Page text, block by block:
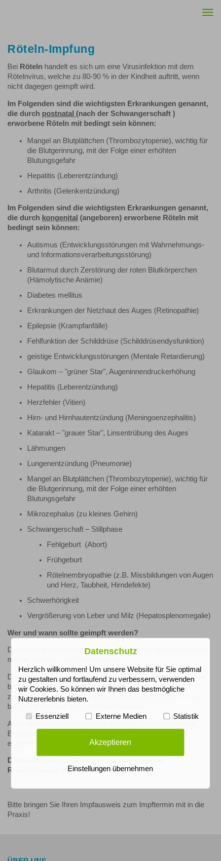
Röteln-Impfung
Bei Röteln handelt es sich um eine Virusinfektion mit dem
Rötelnvirus, welche zu 80-90 % in der Kindheit auftritt, wenn
nicht dagegen geimpft wird.
Im Folgenden sind die wichtigsten Erkrankungen genannt,
die durch postnatal (nach der Schwangerschaft )
erworbene Röteln mit bedingt sein können:
Mangel an Blutplättchen (Thrombozytopenie), wichtig für
die Blutgerinnung, mit der Folge einer erhöhten
Blutungsgefahr
Hepatitis (Leberentzündung)
Arthritis (Gelenkentzündung)
Im Folgenden sind die wichtigsten Erkrankungen genannt,
die durch kongenital (angeboren) erworbene Röteln mit
bedingt sein können:
Autismus (Entwicklungsstörungen mit Wahrnehmungs-
und Informationsverarbeitungsstörung)
Blutarmut durch Zerstörung der roten Blutkörperchen
(Hämolytische Anämie)
Diabetes mellitus
Erkrankungen der Netzhaut des Auges (Retinopathie)
Epilepsie (Krampfanfälle)
Fehlfunktion der Schilddrüse (Schilddrüsendysfunktion)
geistige Entwicklungsstörungen (Mentale Retardierung)
Glaukom – "grüner Star", Augeninnendruckerhöhung
Hepatitis (Leberentzündung)
Herzfehler (Vitien)
Hirn- und Hirnhautentzündung (Meningoenzephalitis)
Katarakt – "grauer Star", Linsentrübung des Auges
Lähmungen
Lungenentzündung (Pneumonie)
Mangel an Blutplättchen (Thrombozytopenie), wichtig für
die Blutgerinnung, mit der Folge einer erhöhten
Blutungsgefahr
Mikrozephalus (zu kleines Gehirn)
Schwangerschaft – Stillphase
Fehlgeburt (Abort)
Frühgeburt
Rötelnembryopathie (z.B. Missbildungen von Augen
und Herz, Taubheit, Hirndefekte)
Schwerhörigkeit
Vergrößerung von Leber und Milz (Hepatosplenomegalie)
Wer und wann sollte geimpft werden?
Die Impfung gegen Röteln erfolgt in der Regel als Kombination
mit der Masern- und Rötelnimpfung.
Die erste Impfung sollte im Alter zwischen 11 und 14 Monaten
bei allen Kindern erfolgen, die Wiederimpfung erfolgt dann
zwischen dem 15. und 23. Lebensmonat im Abstand von vier
bis sechs Wochen zur vorherigen Impfung.
Auch bei nicht immunen älteren Kindern, Jugendlichen und
Erwachsenen wird der Masern-Mumps-Röteln-Impfstoff
empfohlen.
Durch eine prophylaktische Impfung kann die
Rötelninfektion vermieden werden.
Bitte bringen Sie Ihren Impfausweis zum Impftermin mit in die
Praxis!
Datenschutz
Herzlich willkommen! Um unsere Website für Sie optimal
zu gestalten und fortlaufend zu verbessern, verwenden
wir Cookies. So können wir Ihnen das bestmögliche
Nutzererlebnis bieten.
Essenziell Externe Medien Statistik
Akzeptieren
Einstellungen übernehmen